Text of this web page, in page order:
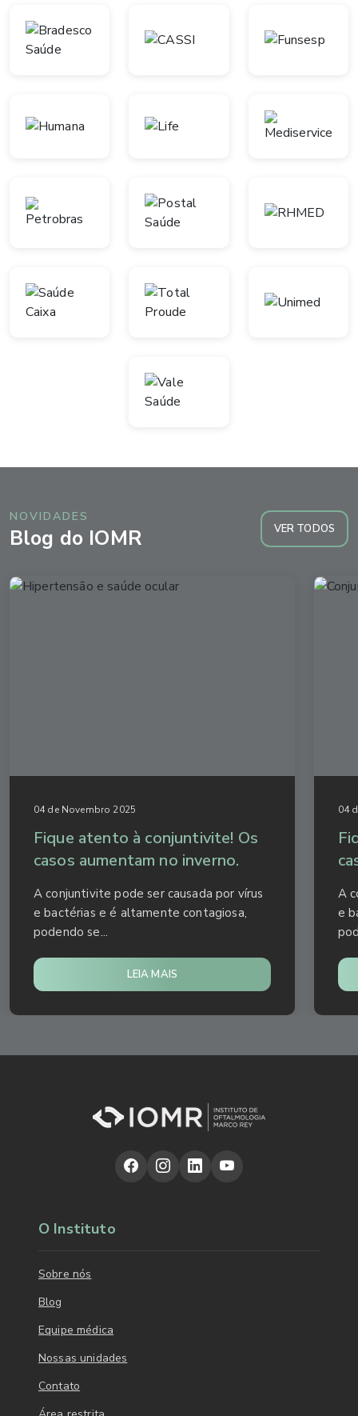
NOVIDADES
Blog do IOMR VER TODOS
04 de Novembro 2025
Fique atento à conjuntivite! Os
casos aumentam no inverno.
A conjuntivite pode ser causada por vírus
e bactérias e é altamente contagiosa,
podendo se...
LEIA MAIS
04
A
e
O Instituto
Sobre nós
Blog
Equipe médica
Nossas unidades
Contato